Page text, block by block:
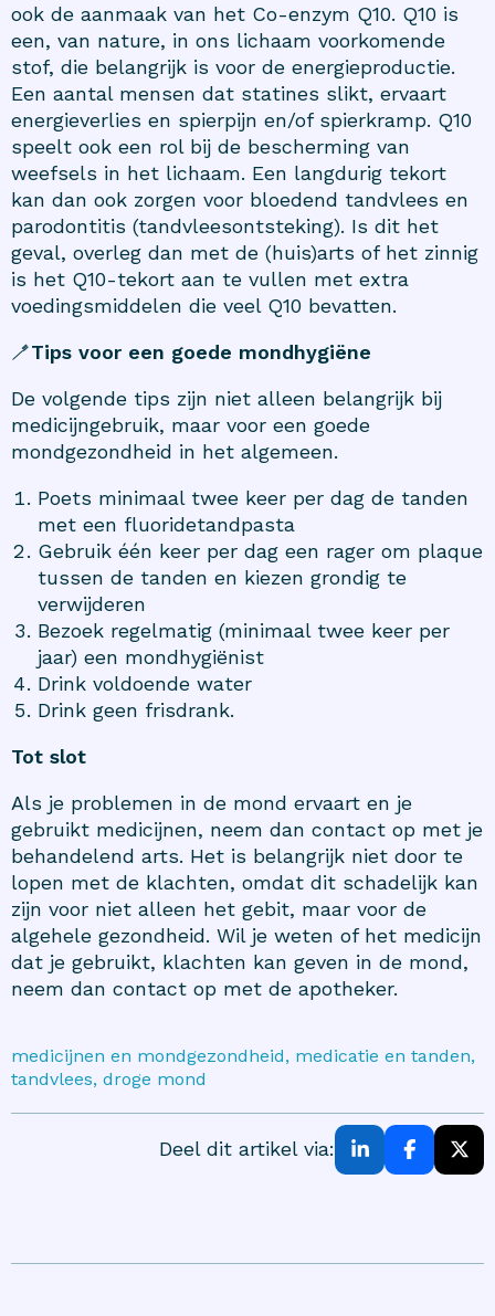
ook de aanmaak van het Co-enzym Q10. Q10 is
een, van nature, in ons lichaam voorkomende
stof, die belangrijk is voor de energieproductie.
Een aantal mensen dat statines slikt, ervaart
energieverlies en spierpijn en/of spierkramp. Q10
speelt ook een rol bij de bescherming van
weefsels in het lichaam. Een langdurig tekort
kan dan ook zorgen voor bloedend tandvlees en
parodontitis (tandvleesontsteking). Is dit het
geval, overleg dan met de (huis)arts of het zinnig
is het Q10-tekort aan te vullen met extra
voedingsmiddelen die veel Q10 bevatten.
🪥Tips voor een goede mondhygiëne
De volgende tips zijn niet alleen belangrijk bij
medicijngebruik, maar voor een goede
mondgezondheid in het algemeen.
Poets minimaal twee keer per dag de tanden
met een fluoridetandpasta
Gebruik één keer per dag een rager om plaque
tussen de tanden en kiezen grondig te
verwijderen
Bezoek regelmatig (minimaal twee keer per
jaar) een mondhygiënist
Drink voldoende water
Drink geen frisdrank.
Tot slot
Als je problemen in de mond ervaart en je
gebruikt medicijnen, neem dan contact op met je
behandelend arts. Het is belangrijk niet door te
lopen met de klachten, omdat dit schadelijk kan
zijn voor niet alleen het gebit, maar voor de
algehele gezondheid. Wil je weten of het medicijn
dat je gebruikt, klachten kan geven in de mond,
neem dan contact op met de apotheker.
medicijnen en mondgezondheid, medicatie en tanden,
tandvlees, droge mond
Deel dit artikel via: